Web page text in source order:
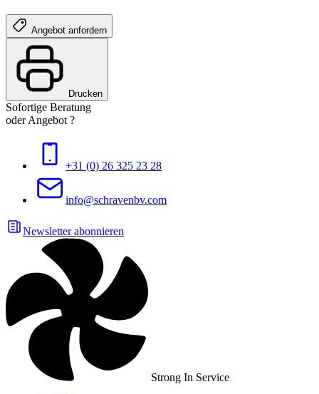
Angebot anfordern
Drucken
Sofortige Beratung
oder Angebot ?
+31 (0) 26 325 23 28
info@schravenbv.com
Newsletter abonnieren
Strong In Service